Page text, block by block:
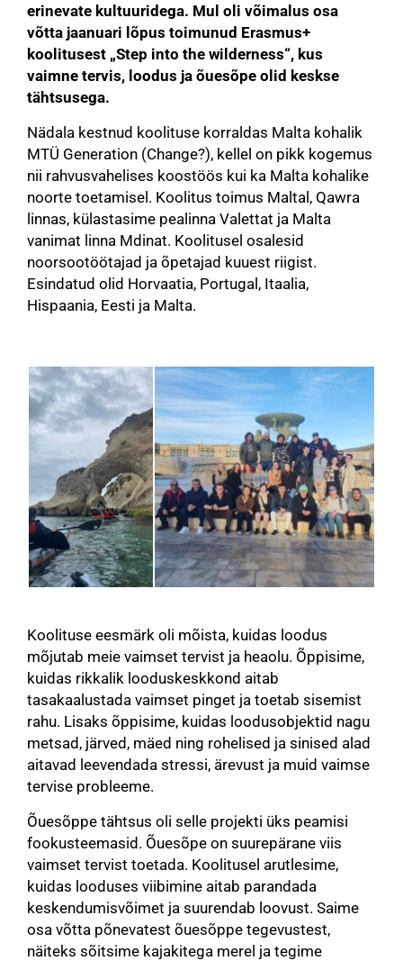
erinevate kultuuridega. Mul oli võimalus osa
võtta jaanuari lõpus toimunud Erasmus+
koolitusest „Step into the wilderness“, kus
vaimne tervis, loodus ja õuesõpe olid keskse
tähtsusega.
Nädala kestnud koolituse korraldas Malta kohalik
MTÜ Generation (Change?), kellel on pikk kogemus
nii rahvusvahelises koostöös kui ka Malta kohalike
noorte toetamisel. Koolitus toimus Maltal, Qawra
linnas, külastasime pealinna Valettat ja Malta
vanimat linna Mdinat. Koolitusel osalesid
noorsootöötajad ja õpetajad kuuest riigist.
Esindatud olid Horvaatia, Portugal, Itaalia,
Hispaania, Eesti ja Malta.
Koolituse eesmärk oli mõista, kuidas loodus
mõjutab meie vaimset tervist ja heaolu. Õppisime,
kuidas rikkalik looduskeskkond aitab
tasakaalustada vaimset pinget ja toetab sisemist
rahu. Lisaks õppisime, kuidas loodusobjektid nagu
metsad, järved, mäed ning rohelised ja sinised alad
aitavad leevendada stressi, ärevust ja muid vaimse
tervise probleeme.
Õuesõppe tähtsus oli selle projekti üks peamisi
fookusteemasid. Õuesõpe on suurepärane viis
vaimset tervist toetada. Koolitusel arutlesime,
kuidas looduses viibimine aitab parandada
keskendumisvõimet ja suurendab loovust. Saime
osa võtta põnevatest õuesõppe tegevustest,
näiteks sõitsime kajakitega merel ja tegime